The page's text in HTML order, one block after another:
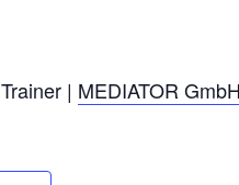
| MEDIATOR GmbH